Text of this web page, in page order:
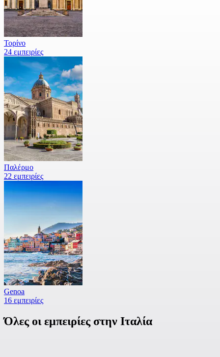
Τορίνο
24 εμπειρίες
Παλέρμο
22 εμπειρίες
Genoa
16 εμπειρίες
Όλες οι εμπειρίες στην Ιταλία